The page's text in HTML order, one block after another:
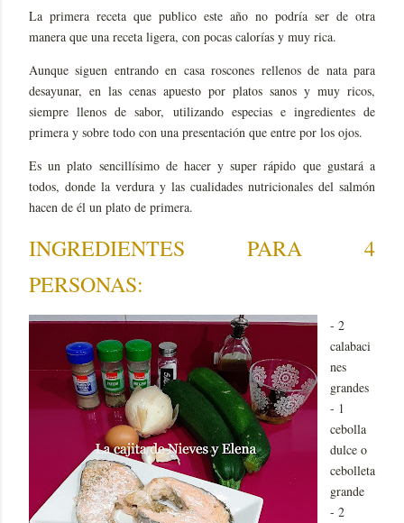
La primera receta que publico este año no podría ser de otra
manera que una receta ligera, con pocas calorías y muy rica.
Aunque siguen entrando en casa roscones rellenos de nata para
desayunar, en las cenas apuesto por platos sanos y muy ricos,
siempre llenos de sabor, utilizando especias e ingredientes de
primera y sobre todo con una presentación que entre por los ojos.
Es un plato sencillísimo de hacer y super rápido que gustará a
todos, donde la verdura y las cualidades nutricionales del salmón
hacen de él un plato de primera.
INGREDIENTES PARA 4
PERSONAS:
- 2
calabaci
nes
grandes
- 1
cebolla
dulce o
cebolleta
grande
- 2